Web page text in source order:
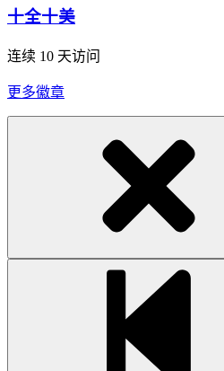
十全十美
连续 10 天访问
更多徽章